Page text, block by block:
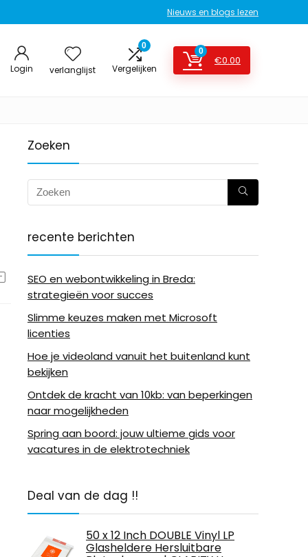
Nieuws en blogs lezen
Login verlanglijst
0
Vergelijken
0
€0.00
Zoeken
recente berichten
SEO en webontwikkeling in Breda:
strategieën voor succes
Slimme keuzes maken met Microsoft
licenties
Hoe je videoland vanuit het buitenland kunt
bekijken
Ontdek de kracht van 10kb: van beperkingen
naar mogelijkheden
Spring aan boord: jouw ultieme gids voor
vacatures in de elektrotechniek
Deal van de dag !!
50 x 12 Inch DOUBLE Vinyl LP
Glasheldere Hersluitbare